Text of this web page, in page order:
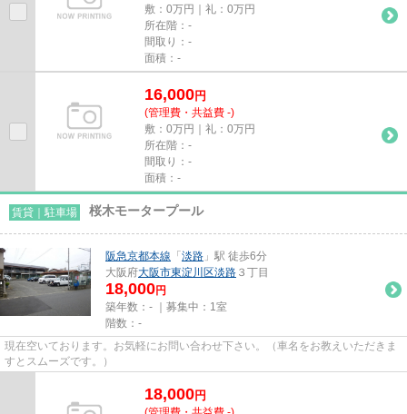
敷：0万円｜礼：0万円
所在階：-
間取り：-
面積：-
16,000円
(管理費・共益費 -)
敷：0万円｜礼：0万円
所在階：-
間取り：-
面積：-
賃貸｜駐車場 桜木モータープール
阪急京都本線 「 淡路 」駅 徒歩6分
大阪府大阪市東淀川区淡路 ３丁目
18,000円
築年数：- ｜募集中： 1室
階数：-
現在空いております。お気軽にお問い合わせ下さい。（車名をお教えいただきま
すとスムーズです。）
18,000円